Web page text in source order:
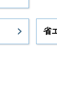
省